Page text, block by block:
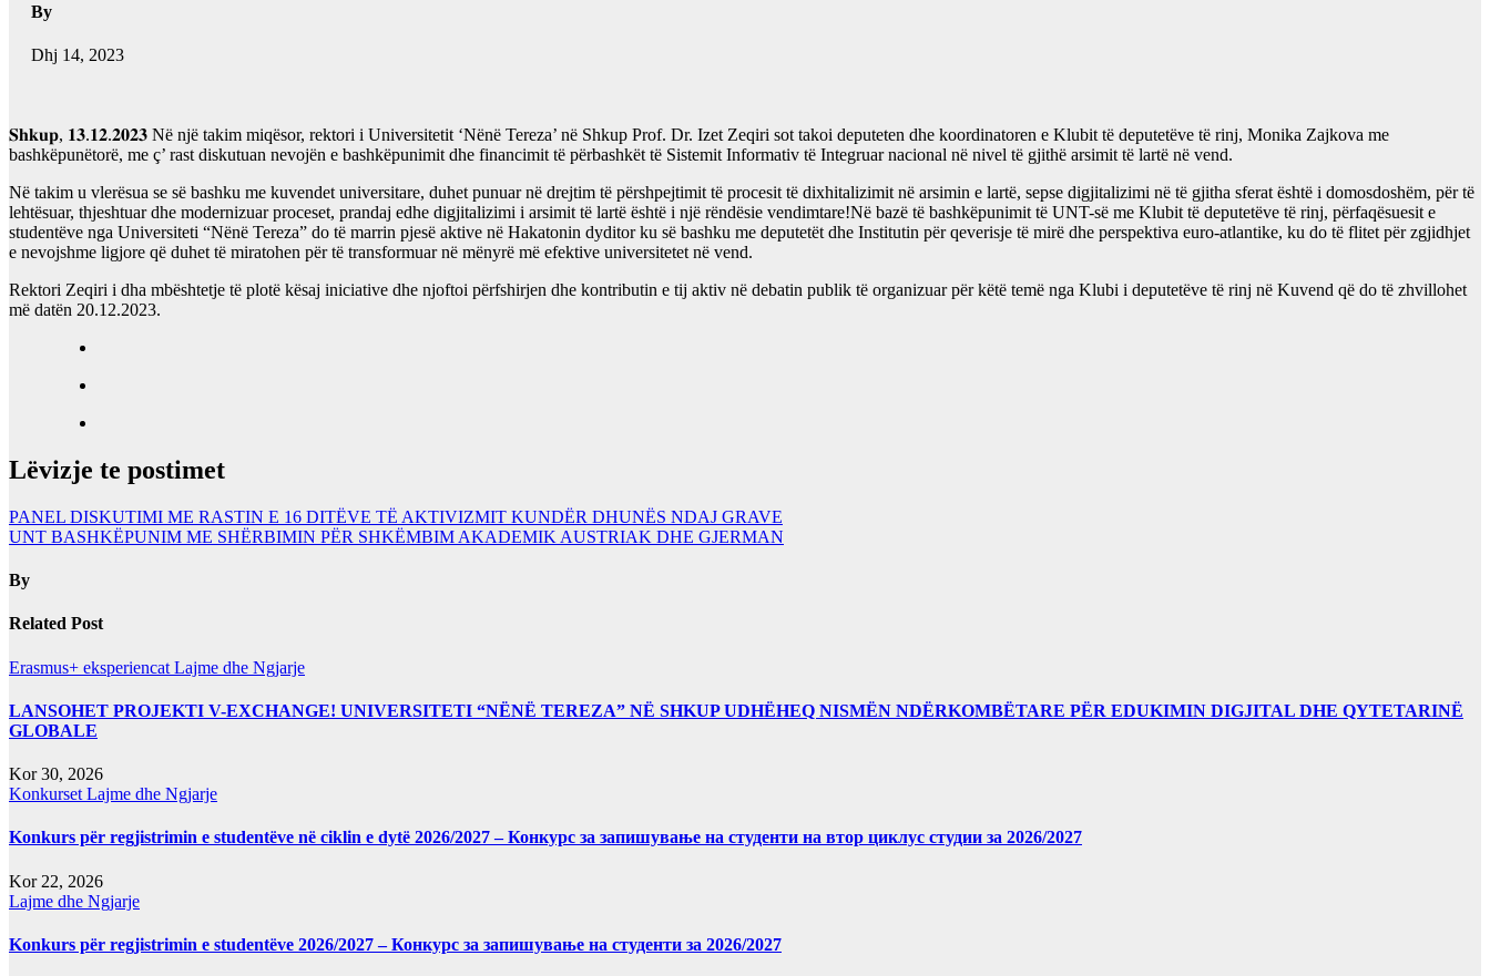
By
Dhj 14, 2023
𝐒𝐡𝐤𝐮𝐩, 𝟏𝟑.𝟏𝟐.𝟐𝟎𝟐𝟑 Në një takim miqësor, rektori i Universitetit ‘Nënë Tereza’ në Shkup Prof. Dr. Izet Zeqiri sot takoi deputeten dhe koordinatoren e Klubit të deputetëve të rinj, Monika Zajkova me
bashkëpunëtorë, me ç’ rast diskutuan nevojën e bashkëpunimit dhe financimit të përbashkët të Sistemit Informativ të Integruar nacional në nivel të gjithë arsimit të lartë në vend.
Në takim u vlerësua se së bashku me kuvendet universitare, duhet punuar në drejtim të përshpejtimit të procesit të dixhitalizimit në arsimin e lartë, sepse digjitalizimi në të gjitha sferat është i domosdoshëm, për të
lehtësuar, thjeshtuar dhe modernizuar proceset, prandaj edhe digjitalizimi i arsimit të lartë është i një rëndësie vendimtare!Në bazë të bashkëpunimit të UNT-së me Klubit të deputetëve të rinj, përfaqësuesit e
studentëve nga Universiteti “Nënë Tereza” do të marrin pjesë aktive në Hakatonin dyditor ku së bashku me deputetët dhe Institutin për qeverisje të mirë dhe perspektiva euro-atlantike, ku do të flitet për zgjidhjet
e nevojshme ligjore që duhet të miratohen për të transformuar në mënyrë më efektive universitetet në vend.
Rektori Zeqiri i dha mbështetje të plotë kësaj iniciative dhe njoftoi përfshirjen dhe kontributin e tij aktiv në debatin publik të organizuar për këtë temë nga Klubi i deputetëve të rinj në Kuvend që do të zhvillohet
më datën 20.12.2023.
Lëvizje te postimet
PANEL DISKUTIMI ME RASTIN E 16 DITËVE TË AKTIVIZMIT KUNDËR DHUNËS NDAJ GRAVE
UNT BASHKËPUNIM ME SHËRBIMIN PËR SHKËMBIM AKADEMIK AUSTRIAK DHE GJERMAN
By
Related Post
Erasmus+ eksperiencat Lajme dhe Ngjarje
LANSOHET PROJEKTI V-EXCHANGE! UNIVERSITETI “NËNË TEREZA” NË SHKUP UDHËHEQ NISMËN NDËRKOMBËTARE PËR EDUKIMIN DIGJITAL DHE QYTETARINË
GLOBALE
Kor 30, 2026
Konkurset Lajme dhe Ngjarje
Konkurs për regjistrimin e studentëve në ciklin e dytë 2026/2027 – Конкурс за запишување на студенти на втор циклус студии за 2026/2027
Kor 22, 2026
Lajme dhe Ngjarje
Konkurs për regjistrimin e studentëve 2026/2027 – Конкурс за запишување на студенти за 2026/2027